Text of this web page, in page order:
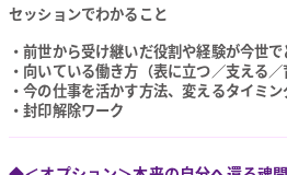
セッションでわかること
・前世から受け継いだ役割や経験が今世
・向いている働き方（表に立つ／支える／
・今の仕事を活かす方法、変えるタイミ
・封印解除ワーク